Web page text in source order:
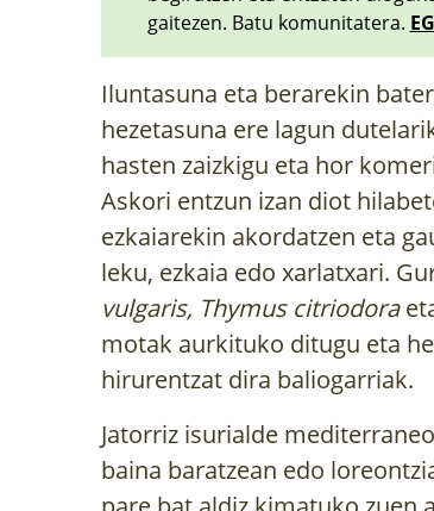
gaitezen. Batu komunitatera.
Iluntasuna eta berarekin
hezetasuna ere lagun
hasten zaizkigu eta hor
Askori entzun izan diot
ezkaiarekin akordatzen eta
leku, ezkaia edo xarlatxari.
vulgaris, Thymus citriodora
motak aurkituko ditugu eta
hirurentzat dira baliogarriak.
Jatorriz isurialde
baina baratzean edo